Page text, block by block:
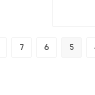
5
6
7